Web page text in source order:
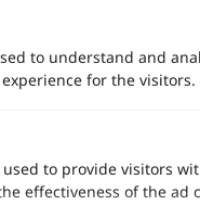
to understand and
for the visitors.
to provide visitors
effectiveness of the ad